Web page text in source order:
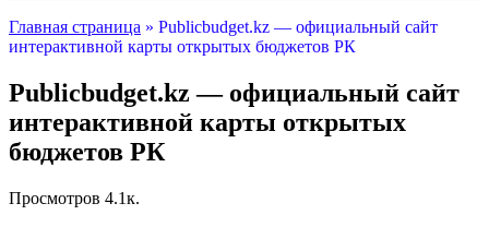
Главная страница » Publicbudget.kz — официальный сайт
интерактивной карты открытых бюджетов РК
Publicbudget.kz — официальный сайт
интерактивной карты открытых
бюджетов РК
Просмотров 4.1к.